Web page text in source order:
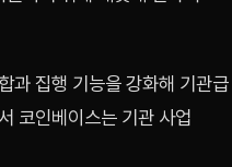
과 집행 기능을 강화해 기관급
코인베이스는 기관 사업